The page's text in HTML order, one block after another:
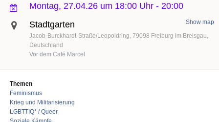
Montag, 27.04.26 um 18:00 Uhr - 20:00
Stadtgarten
Jacob-Burckhardt-Straße/Leopoldring 79098 Freiburg im Breisgau
Deutschland
Show map
Vor dem Café Marcel
Themen
Feminismus
Krieg und Militarisierung
LGBTTIQ* / Queer